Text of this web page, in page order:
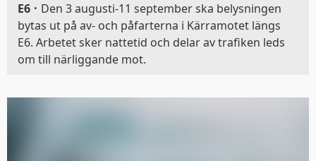
E6 · Den 3 augusti-11 september ska belysningen
bytas ut på av- och påfarterna i Kärramotet längs
E6. Arbetet sker nattetid och delar av trafiken leds
om till närliggande mot.